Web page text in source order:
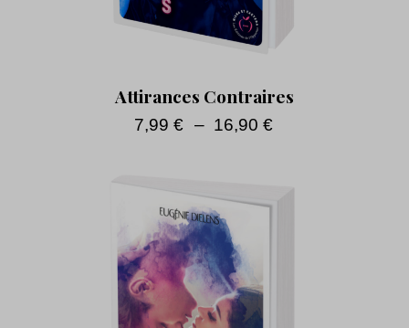
Attirances Contraires
7,99 € – 16,90 €